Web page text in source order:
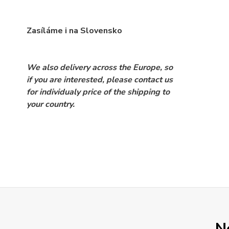
Zasíláme i na Slovensko
We also delivery across the Europe, so
if you are interested, please contact us
for individualy price of the shipping to
your country.